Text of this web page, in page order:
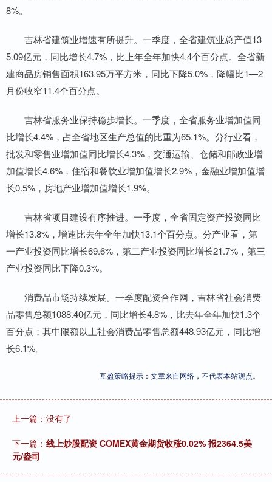
8%。
吉林省建筑业增速有所提升。一季度，全省建筑业总产值13
5.09亿元，同比增长4.7%，比上年全年加快4.4个百分点。全省新
建商品房销售面积163.95万平方米，同比下降5.0%，降幅比1—2
月份收窄11.4个百分点。
吉林省服务业保持稳步增长。一季度，全省服务业增加值同
比增长4.4%，占全省地区生产总值的比重为65.1%。分行业看，
批发和零售业增加值同比增长4.3%，交通运输、仓储和邮政业增
加值增长4.6%，住宿和餐饮业增加值增长2.9%，金融业增加值增
长0.5%，房地产业增加值增长1.9%。
吉林省项目建设有序推进。一季度，全省固定资产投资同比
增长13.8%，增速比去年全年加快13.1个百分点。分产业看，第
一产业投资同比增长69.6%，第二产业投资同比增长21.7%，第三
产业投资同比下降0.3%。
消费品市场持续发展。一季度配资合作网，吉林省社会消费
品零售总额1088.40亿元，同比增长4.8%，比去年全年加快1.3个
百分点；其中限额以上社会消费品零售总额448.93亿元，同比增
长6.1%。
互盈策略提示：文章来自网络，不代表本站观点。
上一篇：没有了
下一篇： 线上炒股配资 COMEX黄金期货收涨0.02% 报2364.5美
元/盎司